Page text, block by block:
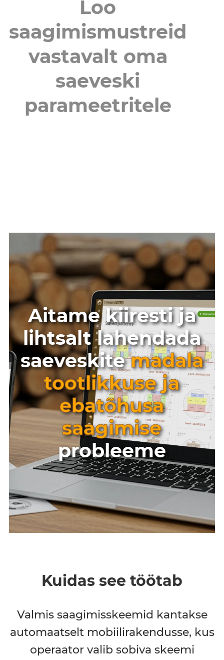
Loo
saagimismustreid
vastavalt oma
saeveski
parameetritele
Aitame kiiresti ja
lihtsalt lahendada
saeveskitemadala
tootlikkuse ja
ebatõhusa
saagimise
probleeme
Kuidas see töötab
Valmis saagimisskeemid kantakse
automaatselt mobiilirakendusse, kus
operaator valib sobiva skeemi